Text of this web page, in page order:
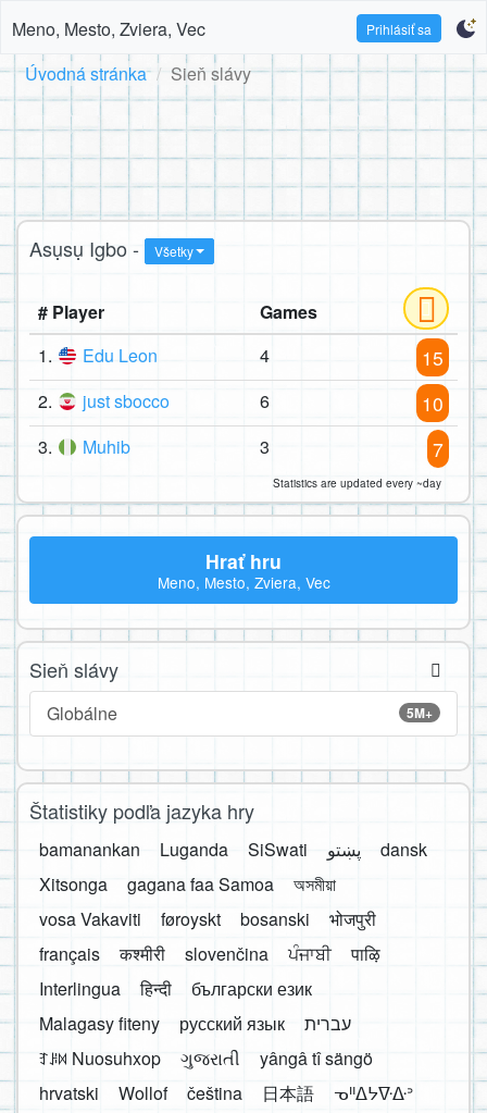
Meno, Mesto, Zviera, Vec Prihlásiť sa
Úvodná stránka Sieň slávy
Asụsụ Igbo - Všetky
# Player
Games
1.
Edu Leon 4 15
2. just sbocco 6 10
3. Muhib 3 7
Statistics are updated every ~day
Hrať hru
Meno, Mesto, Zviera, Vec
Sieň slávy
5M+
Globálne
Štatistiky podľa jazyka hry
bamanankan Luganda SiSwati پښتو
dansk
Xitsonga
gagana faa Samoa
অসমীয়া
vosa Vakaviti
føroyskt bosanski
भोजपुरी
français
कश्मीरी slovenčina ਪੰਜਾਬੀ
पाऴि
Interlingua
हिन्दी
български език
Malagasy fiteny
русский язык
עברית
ꆈꌠ꒿ Nuosuhxop
ગુજરાતી
yângâ tî sängö
hrvatski
Wollof čeština 日本語
ᓀᐦᐃᔭᐍᐏᐣ